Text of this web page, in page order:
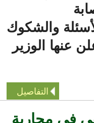
والشكوك
الوزير
التفاصيل
في محاربة